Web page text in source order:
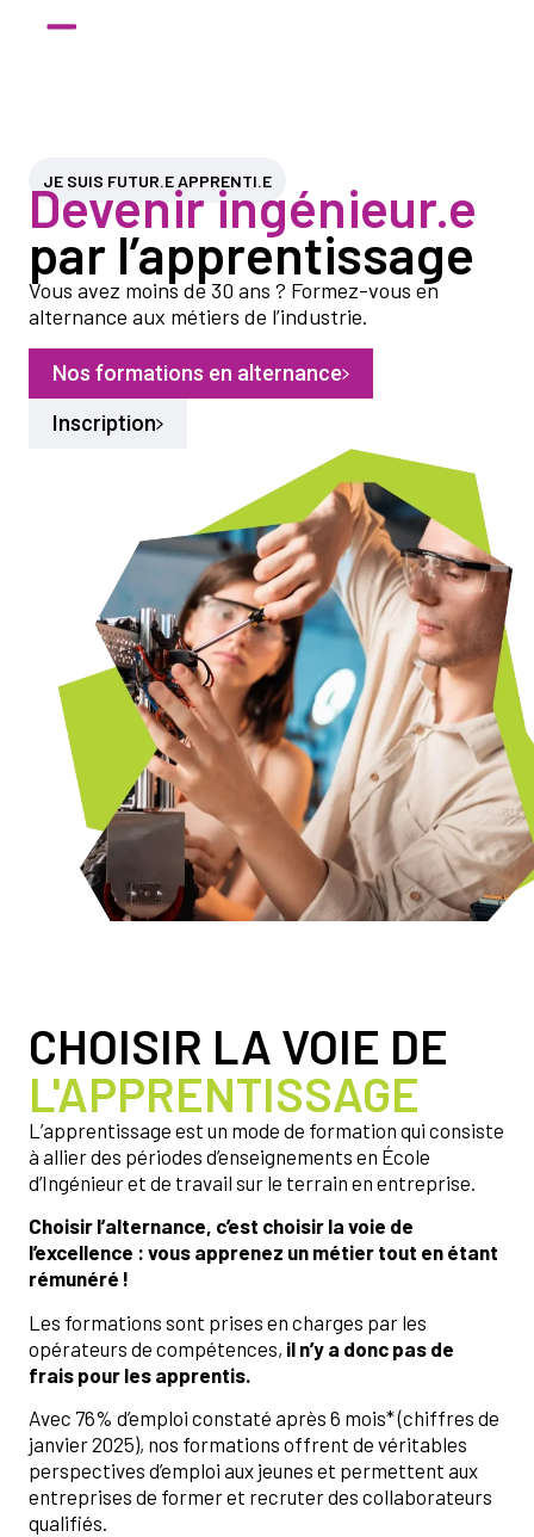
JE SUIS FUTUR.E APPRENTI.E
Devenir ingénieur.e
par l’apprentissage
Vous avez moins de 30 ans ? Formez-vous en
alternance aux métiers de l’industrie.
Nos formations en alternance
Inscription
CHOISIR LA VOIE DE
L'APPRENTISSAGE
L’apprentissage est un mode de formation qui consiste
à allier des périodes d’enseignements en École
d’Ingénieur et de travail sur le terrain en entreprise.
Choisir l’alternance, c’est choisir la voie de
l’excellence : vous apprenez un métier tout en étant
rémunéré !
Les formations sont prises en charges par les
opérateurs de compétences, il n’y a donc pas de
frais pour les apprentis.
Avec 76% d’emploi constaté après 6 mois* (chiffres de
janvier 2025), nos formations offrent de véritables
perspectives d’emploi aux jeunes et permettent aux
entreprises de former et recruter des collaborateurs
qualifiés.